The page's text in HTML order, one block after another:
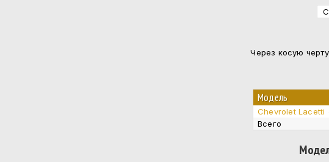
Через косую
Модель
Chevrolet Lacetti
Всего